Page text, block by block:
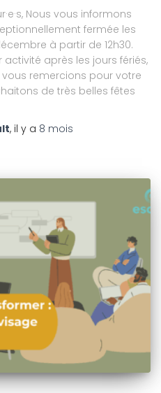
Nous vous informons
fermée les
à partir de 12h30.
après les jours fériés,
remercions pour votre
de très belles fêtes
, il y a 8 mois